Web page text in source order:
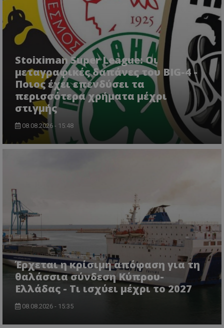
Stoiximan Super League: Οι
μεταγραφικές δαπάνες του BIG-4 -
Ποιος έχει επενδύσει τα
περισσότερα χρήματα μέχρι
στιγμής
08.08.2026 - 15:48
Έρχεται η κρίσιμη απόφαση για τη
θαλάσσια σύνδεση Κύπρου-
Ελλάδας - Τι ισχύει μέχρι το 2027
08.08.2026 - 15:35